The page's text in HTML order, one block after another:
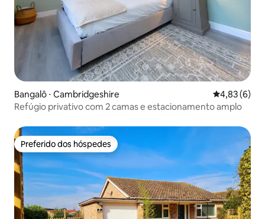
Bangalô ⋅ Cambridgeshire 4,83 de uma
4,83 (6)
Refúgio privativo com 2 camas e estacionamento amplo
Preferido dos hóspedes
Preferido dos hóspedes